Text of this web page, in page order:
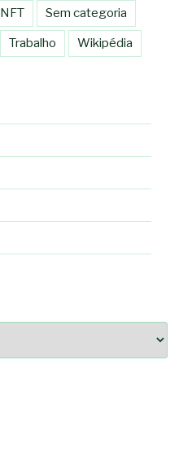
NFT Sem categoria
Trabalho Wikipédia